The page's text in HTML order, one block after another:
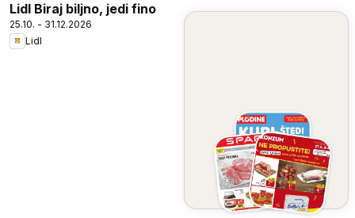
Lidl Biraj biljno, jedi fino
25.10. - 31.12.2026
Lidl